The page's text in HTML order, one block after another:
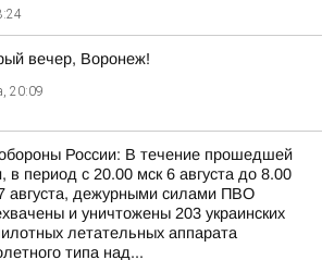
вечер, Воронеж!
20:09
России: В течение прошедшей
в период с 20.00 мск 6 августа до 8.00
августа, дежурными силами ПВО
и уничтожены 203 украинских
летательных аппарата
типа над...